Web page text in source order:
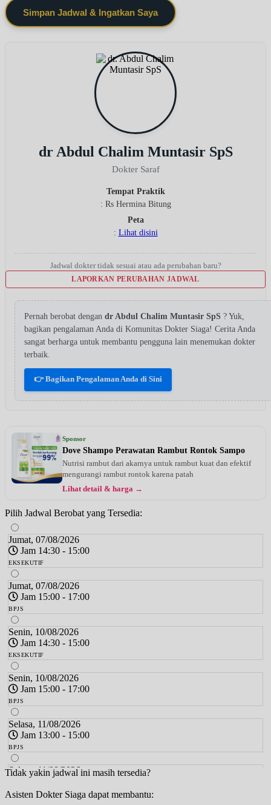
Simpan Jadwal & Ingatkan Saya
dr Abdul Chalim Muntasir SpS
Dokter Saraf
Tempat Praktik
: Rs Hermina Bitung
Peta
: Lihat disini
Jadwal dokter tidak sesuai atau ada perubahan baru?
LAPORKAN PERUBAHAN JADWAL
Pernah berobat dengan dr Abdul Chalim Muntasir SpS ? Yuk,
bagikan pengalaman Anda di Komunitas Dokter Siaga! Cerita Anda
sangat berharga untuk membantu pengguna lain menemukan dokter
terbaik.
👉 Bagikan Pengalaman Anda di Sini
Sponsor
Dove Shampo Perawatan Rambut Rontok Sampo
Nutrisi rambut dari akarnya untuk rambut kuat dan efektif
mengurangi rambut rontok karena patah
Lihat detail & harga →
Pilih Jadwal Berobat yang Tersedia:
Jumat, 07/08/2026
Jam 14:30 - 15:00
EKSEKUTIF
Jumat, 07/08/2026
Jam 15:00 - 17:00
BPJS
Senin, 10/08/2026
Jam 14:30 - 15:00
EKSEKUTIF
Senin, 10/08/2026
Jam 15:00 - 17:00
BPJS
Selasa, 11/08/2026
Jam 13:00 - 15:00
BPJS
Selasa, 11/08/2026
Jam 15:00 - 15:30
EKSEKUTIF
Tidak yakin jadwal ini masih tersedia?
Asisten Dokter Siaga dapat membantu: